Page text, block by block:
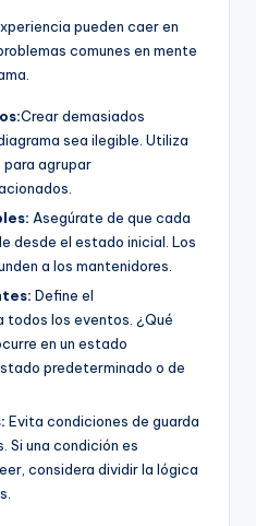
pueden caer en
comunes en mente
Crear demasiados
sea ilegible. Utiliza
agrupar
Asegúrate de que cada
desde el estado inicial. Los
a los mantenidores.
Define el
los eventos. ¿Qué
en un estado
predeterminado o de
Evita condiciones de guarda
Si una condición es
considera dividir la lógica